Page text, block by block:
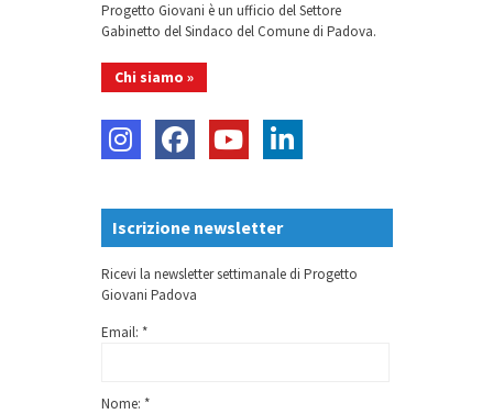
Progetto Giovani è un ufficio del Settore
Gabinetto del Sindaco del Comune di Padova.
Chi siamo »
Iscrizione newsletter
Ricevi la newsletter settimanale di Progetto
Giovani Padova
Email: *
Nome: *